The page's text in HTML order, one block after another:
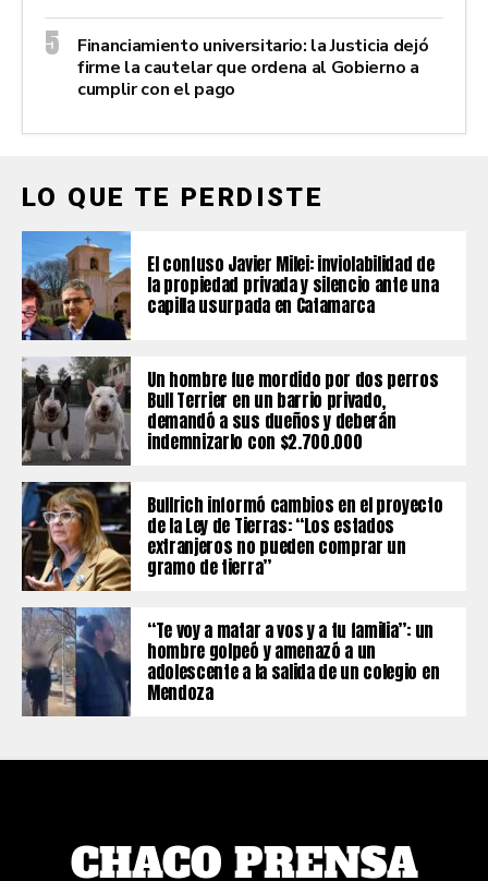
Financiamiento universitario: la Justicia dejó
firme la cautelar que ordena al Gobierno a
cumplir con el pago
LO QUE TE PERDISTE
El confuso Javier Milei: inviolabilidad de
la propiedad privada y silencio ante una
capilla usurpada en Catamarca
Un hombre fue mordido por dos perros
Bull Terrier en un barrio privado,
demandó a sus dueños y deberán
indemnizarlo con $2.700.000
Bullrich informó cambios en el proyecto
de la Ley de Tierras: “Los estados
extranjeros no pueden comprar un
gramo de tierra”
“Te voy a matar a vos y a tu familia”: un
hombre golpeó y amenazó a un
adolescente a la salida de un colegio en
Mendoza